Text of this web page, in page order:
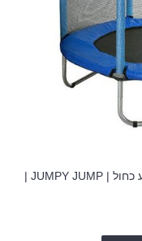
טרמפולינה + סולם 8 פיט | 244 ס"מ בצבע כחול | JUMPY JUMP |